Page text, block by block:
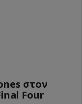
στον
Four